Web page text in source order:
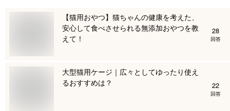
【猫用おやつ】猫ちゃんの健康を考えた、
安心して食べさせられる無添加おやつを教
えて！
28
回答
大型猫用ケージ｜広々としてゆったり使え
るおすすめは？
22
回答